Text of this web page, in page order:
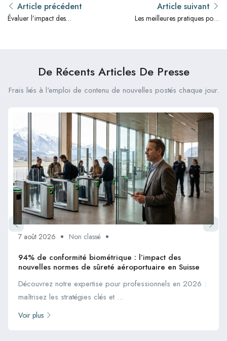
Article précédent
Évaluer l’impact des
Article suivant
Les meilleures pratiques pour
De Récents Articles De Presse
Frais liés à l'emploi de contenu de nouvelles postés chaque jour.
7 août 2026 Non classé
94% de conformité biométrique : l’impact des
nouvelles normes de sûreté aéroportuaire en Suisse
Découvrez notre expertise pour professionnels en 2026 :
maîtrisez les stratégies clés et ...
Voir plus